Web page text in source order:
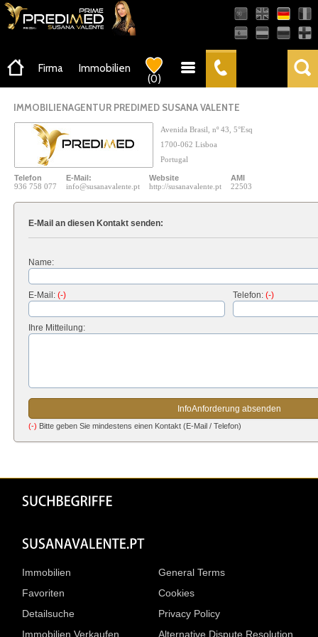
Firma
Immobilien
(0)
IMMOBILIENAGENTUR PREDIMED SUSANA VALENTE
Avenida Brasil, nº 43, 5°Esq
1700-062 Lisboa
Portugal
Telefon
936 758 077
E-Mail:
info@susanavalente.pt
Website
http://susanavalente.pt
AMI
22503
E-Mail an diesen Kontakt senden:
Name:
E-Mail: (-) Telefon: (-)
Ihre Mitteilung:
(-) Bitte geben Sie mindestens einen Kontakt (E-Mail / Telefon)
Immobilien
Favoriten
Detailsuche
Immobilien Verkaufen
General Terms
Cookies
Privacy Policy
Alternative Dispute Resolution